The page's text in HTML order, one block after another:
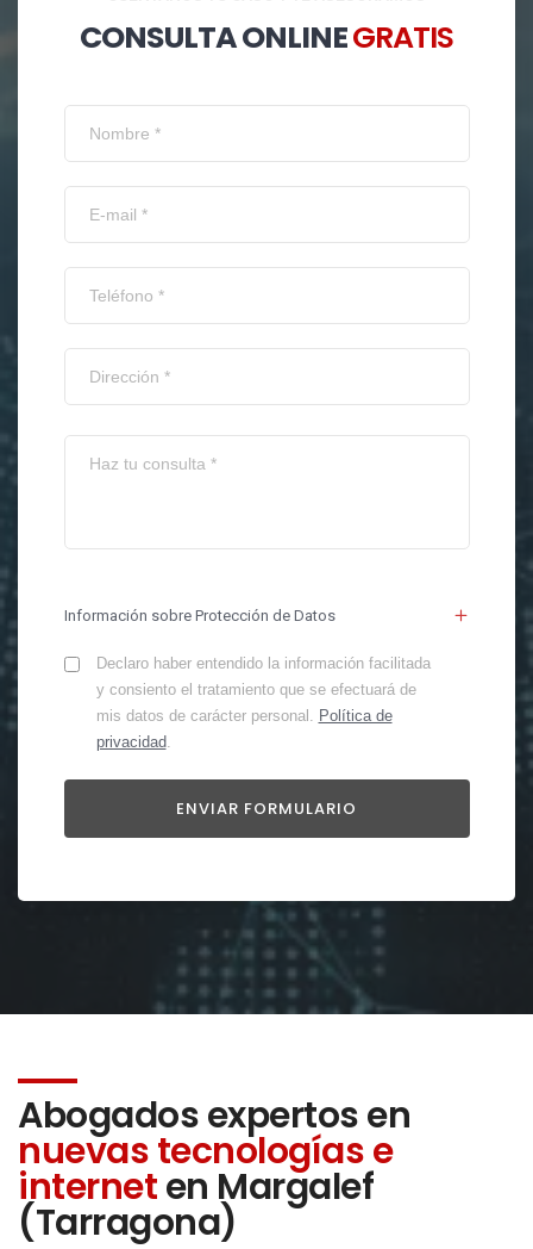
CONSULTA ONLINEGRATIS
Información sobre Protección de Datos
Declaro haber entendido la información facilitada
y consiento el tratamiento que se efectuará de
mis datos de carácter personal. Política de
privacidad.
Abogados expertos en
nuevas tecnologías e
interneten Margalef
(Tarragona)